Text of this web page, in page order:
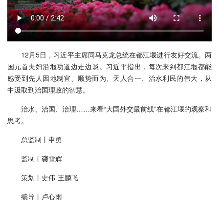
12月5日，习近平主席同马克龙总统在都江堰进行友好交流。两
国元首夫妇沿堰功道边走边谈。习近平指出，每次来到都江堰都能
感受到先人因地制宜、顺势而为、天人合一、治水利民的伟大，从
中汲取到治国理政的智慧。
治水、治国、治理……来看“大国外交最前线”在都江堰的观察和
思考。
总监制丨申勇
监制丨龚雪辉
策划丨史伟 王鹏飞
编导丨卢心雨